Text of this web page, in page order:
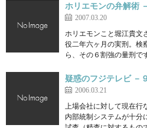
ホリエモンの弁解術
2007.03.20
ホリエモンこと堀江貴文
役二年六ヶ月の実刑。検
ら、その６割強の量刑で
疑惑のフジテレビ －９
2006.03.21
上場会社に対して現在行
内部統制システムが十分